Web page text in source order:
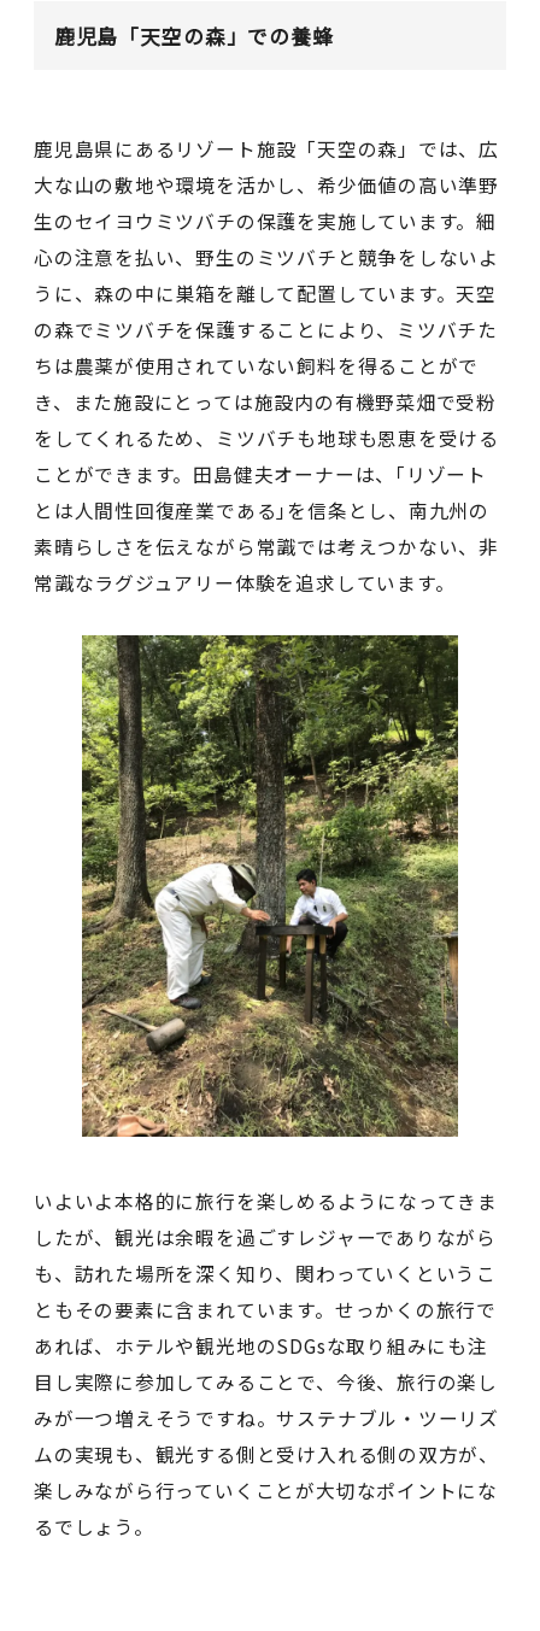
鹿児島「天空の森」での養蜂
鹿児島県にあるリゾート施設「天空の森」では、広
大な山の敷地や環境を活かし、希少価値の高い準野
生のセイヨウミツバチの保護を実施しています。細
心の注意を払い、野生のミツバチと競争をしないよ
うに、森の中に巣箱を離して配置しています。天空
の森でミツバチを保護することにより、ミツバチた
ちは農薬が使用されていない飼料を得ることがで
き、また施設にとっては施設内の有機野菜畑で受粉
をしてくれるため、ミツバチも地球も恩恵を受ける
ことができます。田島健夫オーナーは、｢リゾート
とは人間性回復産業である｣を信条とし、南九州の
素晴らしさを伝えながら常識では考えつかない、非
常識なラグジュアリー体験を追求しています。
いよいよ本格的に旅行を楽しめるようになってきま
したが、観光は余暇を過ごすレジャーでありながら
も、訪れた場所を深く知り、関わっていくというこ
ともその要素に含まれています。せっかくの旅行で
あれば、ホテルや観光地のSDGsな取り組みにも注
目し実際に参加してみることで、今後、旅行の楽し
みが一つ増えそうですね。サステナブル・ツーリズ
ムの実現も、観光する側と受け入れる側の双方が、
楽しみながら行っていくことが大切なポイントにな
るでしょう。